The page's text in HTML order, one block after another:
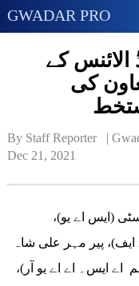
GWADAR PRO
الائنس کے
کی
By Staff Reporter   |
Dec 21, 2021
(ایس اے یو)،
ایف)، پیر مہر علی شاہ
اے ایس۔ اے اے یو آر)،